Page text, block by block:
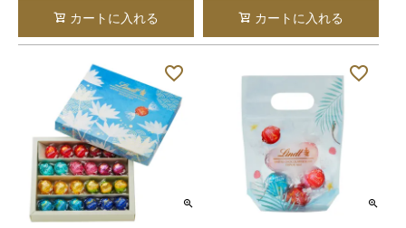
カートに入れる カートに入れる